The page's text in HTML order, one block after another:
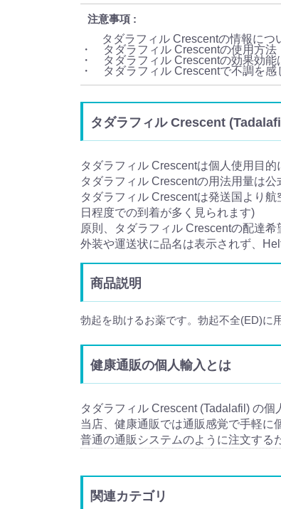
注意事項
タダラフィル Crescentの情報につ
・ タダラフィル Crescentの使用方法
・ タダラフィル Crescentの効果効能
・ タダラフィル Crescentで不調を
タダラフィル Crescent
タダラフィル Crescentは個人使用目的
タダラフィル Crescentの用法用量は公
タダラフィル Crescentは発送国より
日程度での到着が多く見られます)
原則、タダラフィル Crescentの配達希
外装や運送状に品名は表示されず、
商品説明
勃起を助けるお薬です。勃起不全(ED)に
健康通販の個人輸入とは
タダラフィル Crescent (Tadalafil) の
当店、健康通販では通販感覚で手軽に
普通の通販システムのように注文する
関連カテゴリ